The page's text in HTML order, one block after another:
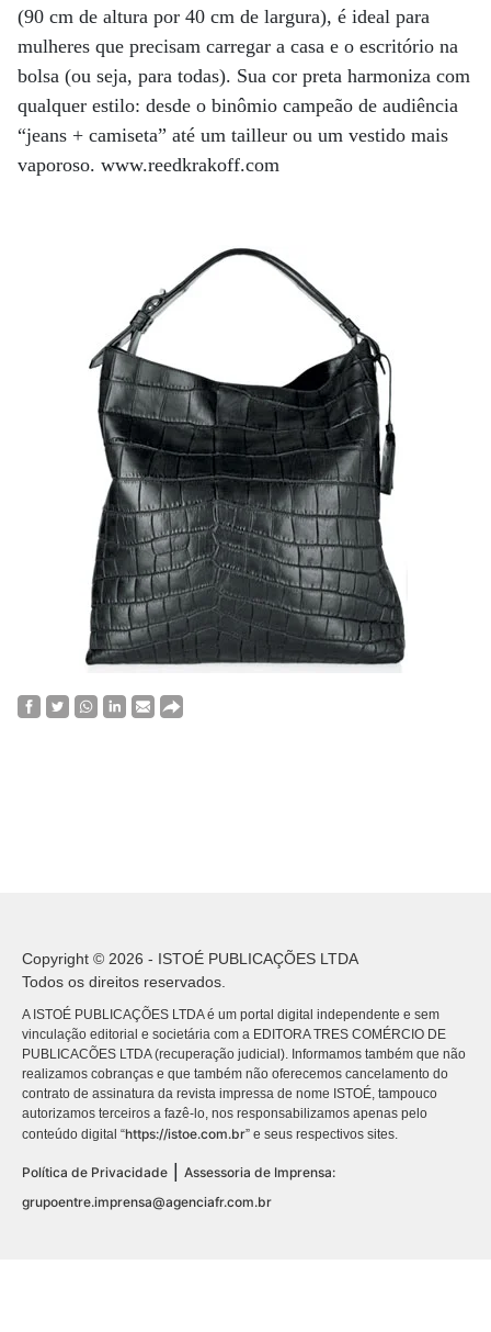
(90 cm de altura por 40 cm de largura), é ideal para
mulheres que precisam carregar a casa e o escritório na
bolsa (ou seja, para todas). Sua cor preta harmoniza com
qualquer estilo: desde o binômio campeão de audiência
“jeans + camiseta” até um tailleur ou um vestido mais
vaporoso. www.reedkrakoff.com
Copyright © 2026 - ISTOÉ PUBLICAÇÕES LTDA
Todos os direitos reservados.
A ISTOÉ PUBLICAÇÕES LTDA é um portal digital independente e sem
vinculação editorial e societária com a EDITORA TRES COMÉRCIO DE
PUBLICACÕES LTDA (recuperação judicial). Informamos também que não
realizamos cobranças e que também não oferecemos cancelamento do
contrato de assinatura da revista impressa de nome ISTOÉ, tampouco
autorizamos terceiros a fazê-lo, nos responsabilizamos apenas pelo
conteúdo digital “https://istoe.com.br” e seus respectivos sites.
Política de Privacidade
Assessoria de Imprensa:
grupoentre.imprensa@agenciafr.com.br